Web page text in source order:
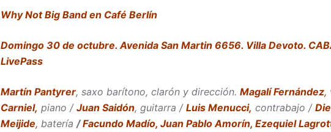
Why Not Big Band en Café Berlín
Domingo 30 de octubre. Avenida San Martin 6656. Villa Devoto.
LivePass
Martín Pantyrer, saxo barítono, clarón y dirección. Magalí Fernández,
Carniel, piano / Juan Saidón, guitarra / Luis Menucci, contrabajo /
Meijide, batería /Facundo Madío, Juan Pablo Amorín, Ezequiel